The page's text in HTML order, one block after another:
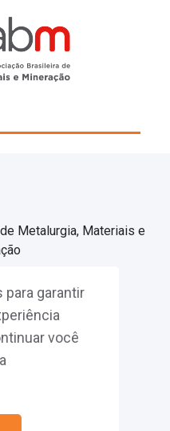
garantir
você
Metalurgia, Materiais e
se
Login